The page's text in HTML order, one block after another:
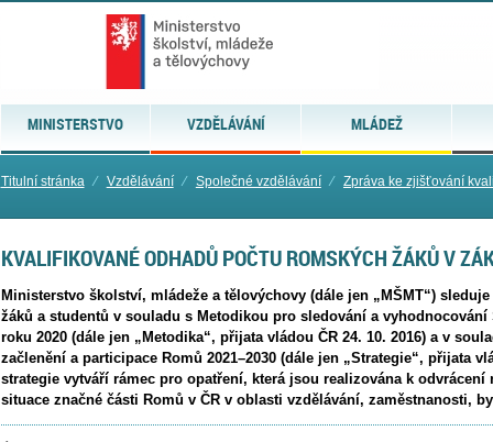
MINISTERSTVO VZDĚLÁVÁNÍ MLÁDEŽ
Titulní stránka ⁄ Vzdělávání ⁄ Společné vzdělávání ⁄ Zpráva ke zjišťování
KVALIFIKOVANÉ ODHADŮ POČTU ROMSKÝCH ŽÁKŮ V
Ministerstvo školství, mládeže a tělovýchovy (dále jen „MŠMT“)
žáků a studentů v souladu s Metodikou pro sledování a vyhodnocování
roku 2020 (dále jen „Metodika“, přijata vládou ČR 24. 10. 2016) a v
začlenění a participace Romů 2021–2030 (dále jen „Strategie“, přijata
strategie vytváří rámec pro opatření, která jsou realizována k
situace značné části Romů v ČR v oblasti vzdělávání, zaměstnanosti,